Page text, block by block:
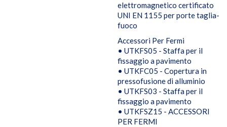
elettromagnetico certificato
UNI EN 1155 per porte taglia-
fuoco
Accessori Per Fermi
• UTKFS05 - Staffa per il
fissaggio a pavimento
• UTKFC05 - Copertura in
pressofusione di alluminio
• UTKFS03 - Staffa per il
fissaggio a pavimento
• UTKFSZ15 - ACCESSORI
PER FERMI